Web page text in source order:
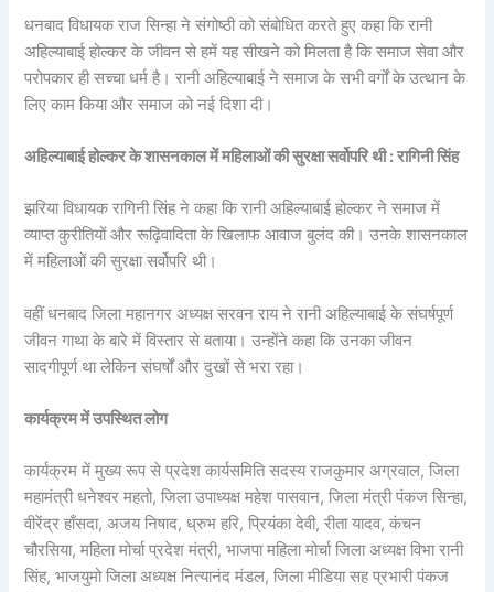
धनबाद विधायक राज सिन्हा ने संगोष्ठी को संबोधित करते हुए कहा कि रानी
अहिल्याबाई होल्कर के जीवन से हमें यह सीखने को मिलता है कि समाज सेवा और
परोपकार ही सच्चा धर्म है। रानी अहिल्याबाई ने समाज के सभी वर्गों के उत्थान के
लिए काम किया और समाज को नई दिशा दी।
अहिल्याबाई होल्कर के शासनकाल में महिलाओं की सुरक्षा सर्वोपरि थी : रागिनी सिंह
झरिया विधायक रागिनी सिंह ने कहा कि रानी अहिल्याबाई होल्कर ने समाज में
व्याप्त कुरीतियों और रूढ़िवादिता के खिलाफ आवाज बुलंद की। उनके शासनकाल
में महिलाओं की सुरक्षा सर्वोपरि थी।
वहीं धनबाद जिला महानगर अध्यक्ष सरवन राय ने रानी अहिल्याबाई के संघर्षपूर्ण
जीवन गाथा के बारे में विस्तार से बताया। उन्होंने कहा कि उनका जीवन
सादगीपूर्ण था लेकिन संघर्षों और दुखों से भरा रहा।
कार्यक्रम में उपस्थित लोग
कार्यक्रम में मुख्य रूप से प्रदेश कार्यसमिति सदस्य राजकुमार अग्रवाल, जिला
महामंत्री धनेश्वर महतो, जिला उपाध्यक्ष महेश पासवान, जिला मंत्री पंकज सिन्हा,
वीरेंद्र हाँसदा, अजय निषाद, ध्रुभ हरि, प्रियंका देवी, रीता यादव, कंचन
चौरसिया, महिला मोर्चा प्रदेश मंत्री, भाजपा महिला मोर्चा जिला अध्यक्ष विभा रानी
सिंह, भाजयुमो जिला अध्यक्ष नित्यानंद मंडल, जिला मीडिया सह प्रभारी पंकज